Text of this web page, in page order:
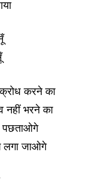
क्रोध करने का
नहीं भरने का
पछताओगे
लगा जाओगे